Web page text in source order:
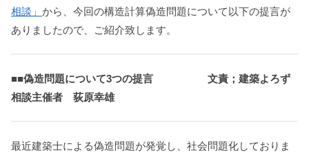
相談」 から、今回の構造計算偽造問題について以下の提言が
ありましたので、ご紹介致します。
■■偽造問題について3つの提言 文責；建築よろず
相談主催者 荻原幸雄
最近建築士による偽造問題が発覚し、社会問題化しておりま